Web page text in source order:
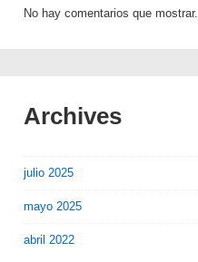
No hay comentarios que mostrar.
Archives
julio 2025
mayo 2025
abril 2022